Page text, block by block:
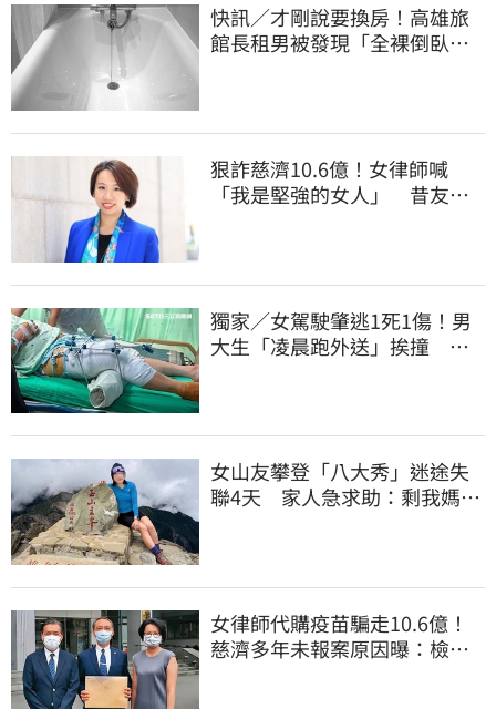
快訊／才剛說要換房！高雄旅
館長租男被發現「全裸倒臥浴
狠詐慈濟10.6億！女律師喊
「我是堅強的女人」 昔友人
獨家／女駕駛肇逃1死1傷！男
大生「凌晨跑外送」挨撞 媽
女山友攀登「八大秀」迷途失
聯4天 家人急求助：剩我媽還
女律師代購疫苗騙走10.6億！
慈濟多年未報案原因曝：檢警